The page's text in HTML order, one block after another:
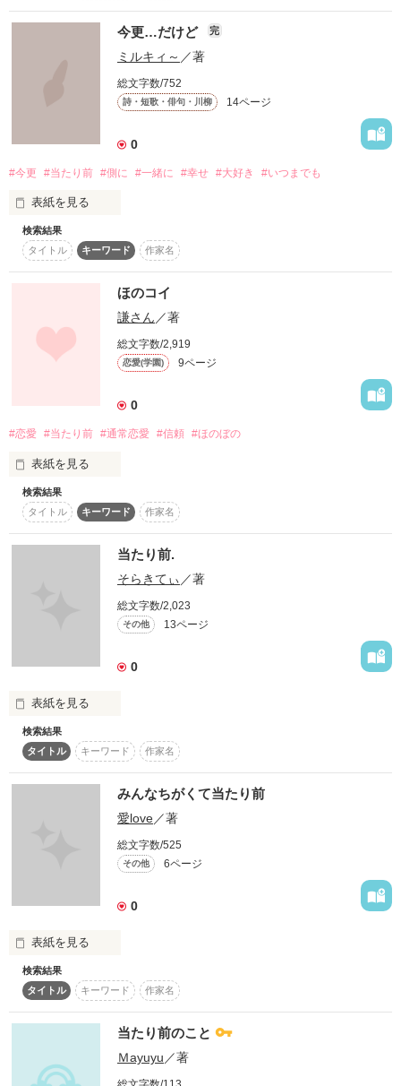
                            ×
学園の王子様の成宮圭太
この2人の甘甘の恋を覗いて見ませんか？
受験生なので更新遅いかもしれませんがご了承ください。
作品を読む
今更…だけど 完
ミルキィ～ ／著
総文字数/752
詩・短歌・俳句・川柳 14ページ
0
#今更 #当たり前 #側に #一緒に #幸せ #大好き #いつまでも
表紙を見る
     今更だけど…
     ★ユウｻﾏ★
素敵なレビューをありがとうございます！
作品を読む
検索結果
タイトル
キーワード 作家名
ほのコイ
謙さん／著
総文字数/2,919
恋愛(学園) 9ページ
0
#恋愛 #当たり前 #通常恋愛 #信頼 #ほのぼの
表紙を見る
有馬 小姫
高校２年生
付き合って6年
隣にいるのが当たり前
検索結果
タイトル
キーワード 作家名
当たり前.
そらきてぃ／著
総文字数/2,023
その他 13ページ
0
表紙を見る
｢当たり前｣
どうして、
みんなと一緒じゃなきゃ
いけない?
検索結果
タイトル
キーワード 作家名
みんなちがくて当たり前
愛love／著
総文字数/525
その他 6ページ
0
表紙を見る
この話は実話です！
私のお兄ちゃん隆也(仮名)は障害を持っています。
そんななかでがんばっているお兄ちゃんのすがたを見てくださ
検索結果
タイトル
キーワード 作家名
当たり前のこと
Ｍayuyu ／著